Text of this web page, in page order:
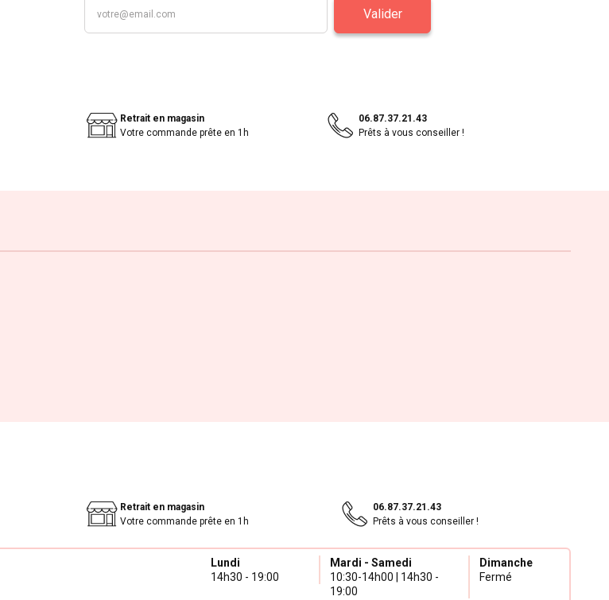
Valider
Retrait en magasin
Votre commande prête en 1h
06.87.37.21.43
Prêts à vous conseiller !
Retrait en magasin
Votre commande prête en 1h
06.87.37.21.43
Prêts à vous conseiller !
Lundi
14h30 - 19:00
Mardi - Samedi
10:30-14h00 | 14h30 -
19:00
Dimanche
Fermé